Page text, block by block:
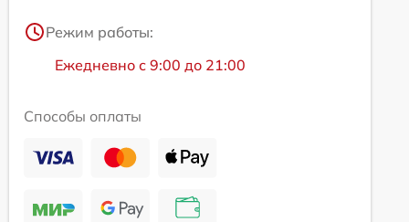
Режим работы:
Ежедневно с 9:00 до 21:00
Способы оплаты